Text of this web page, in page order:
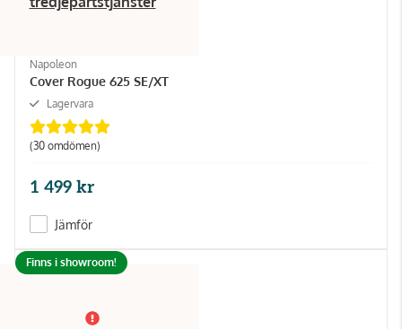
Napoleon
Cover Rogue 625 SE/XT
Lagervara
(30 omdömen)
1 499 kr
Jämför
Finns i showroom!